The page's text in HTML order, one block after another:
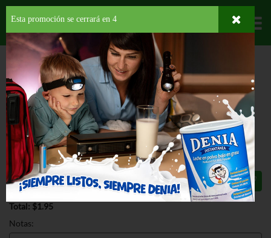
Departamentos
HOME PROVISIONES GRANOS HABICHUELAS PINTAS
HABICHUELAS PINTAS ORGANICAS
GOYA HABICHUELAS PINTAS
ORGANICAS 15.5 OZ
$1.95
Total: $1.95
Notas:
Esta promoción se cerrará en 3